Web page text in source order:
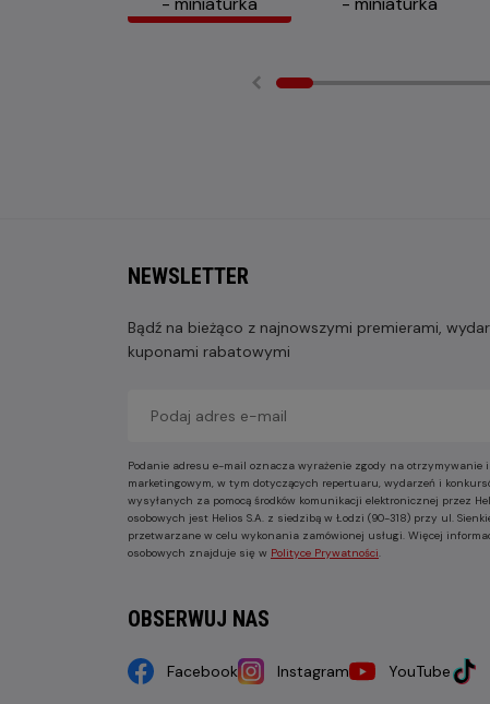
NEWSLETTER
Bądź na bieżąco z najnowszymi premierami,
kuponami rabatowymi
Podanie adresu e-mail oznacza wyrażenie zgody na
marketingowym, w tym dotyczących repertuaru, wydarzeń i
wysyłanych za pomocą środków komunikacji elektronicznej przez
osobowych jest Helios S.A. z siedzibą w Łodzi (90-318) przy ul.
przetwarzane w celu wykonania zamówionej usługi. Więcej
osobowych znajduje się w Polityce Prywatności.
OBSERWUJ NAS
Facebook Instagram YouTube